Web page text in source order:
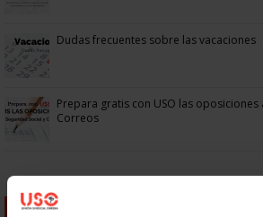
Dudas frecuentes sobre las vacaciones
Prepara gratis con USO las oposiciones
Correos